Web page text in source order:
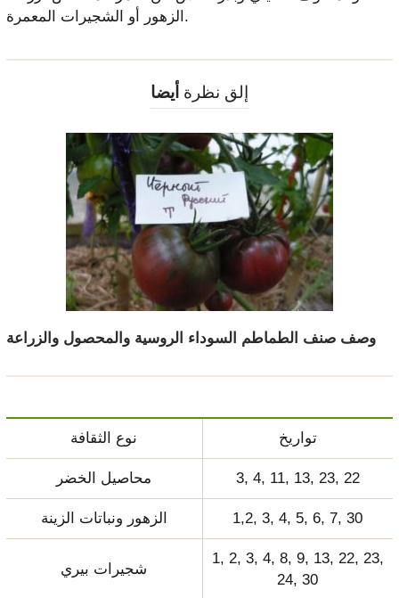
الزهور أو الشجيرات المعمرة.
إلق نظرة أيضا
وصف صنف الطماطم السوداء الروسية والمحصول والزراعة
نوع الثقافة تواريخ
محاصيل الخضر 3, 4, 11, 13, 23, 22
الزهور ونباتات الزينة 1,2, 3, 4, 5, 6, 7, 30
شجيرات بيري
1, 2, 3, 4, 8, 9, 13, 22, 23,
24, 30